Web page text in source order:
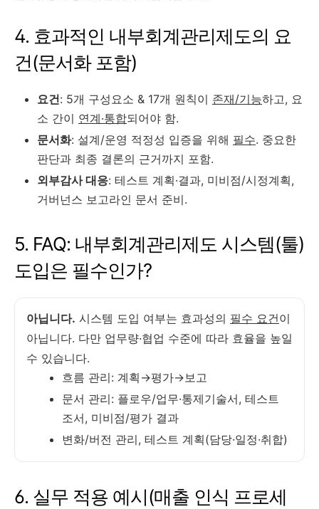
4. 효과적인 내부회계관리제도의 요
건(문서화 포함)
요건: 5개 구성요소 & 17개 원칙이 존재/기능하고, 요
소 간이 연계·통합되어야 함.
문서화: 설계/운영 적정성 입증을 위해 필수. 중요한
판단과 최종 결론의 근거까지 포함.
외부감사 대응: 테스트 계획·결과, 미비점/시정계획,
거버넌스 보고라인 문서 준비.
5. FAQ: 내부회계관리제도 시스템(툴)
도입은 필수인가?
아닙니다. 시스템 도입 여부는 효과성의 필수 요건이
아닙니다. 다만 업무량·협업 수준에 따라 효율을 높일
수 있습니다.
흐름 관리: 계획→평가→보고
문서 관리: 플로우/업무·통제기술서, 테스트
조서, 미비점/평가 결과
변화/버전 관리, 테스트 계획(담당·일정·취합)
6. 실무 적용 예시(매출 인식 프로세